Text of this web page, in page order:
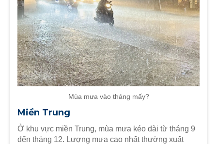
Mùa mưa vào tháng mấy?
Miền Trung
Ở khu vực miền Trung, mùa mưa kéo dài từ tháng 9
đến tháng 12. Lượng mưa cao nhất thường xuất